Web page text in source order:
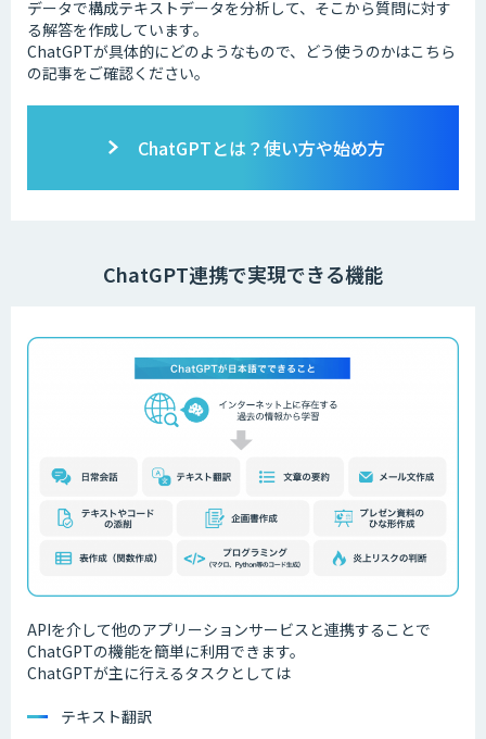
データで構成テキストデータを分析して、そこから質問に対す
る解答を作成しています。
ChatGPTが具体的にどのようなもので、どう使うのかはこちら
の記事をご確認ください。
ChatGPTとは？使い方や始め方
ChatGPT連携で実現できる機能
APIを介して他のアプリーションサービスと連携することで
ChatGPTの機能を簡単に利用できます。
ChatGPTが主に行えるタスクとしては
テキスト翻訳